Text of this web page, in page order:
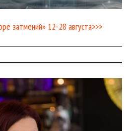
затмений» 12-28 августа>>>